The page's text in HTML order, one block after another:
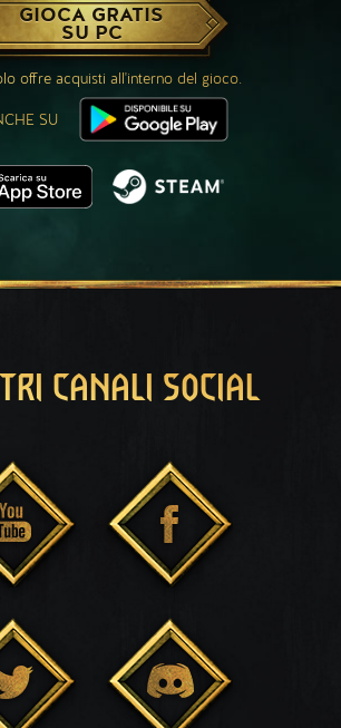
GIOCA GRATIS
SU PC
offre acquisti all'interno del gioco.
SU
CANALI SOCIAL